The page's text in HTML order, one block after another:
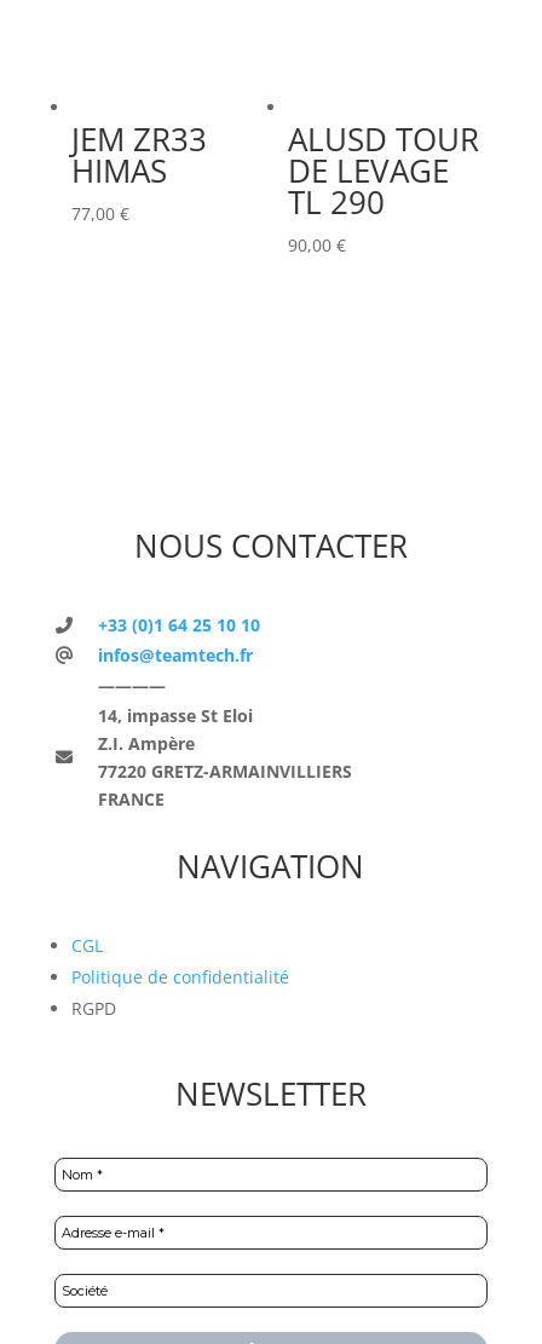
JEM ZR33
HIMAS
77,00 €
ALUSD TOUR
DE LEVAGE
TL 290
90,00 €
NOUS CONTACTER
+33 (0)1 64 25 10 10
infos@teamtech.fr
————
14, impasse St Eloi
Z.I. Ampère
77220 GRETZ-ARMAINVILLIERS
FRANCE
NAVIGATION
CGL
Politique de confidentialité
RGPD
NEWSLETTER